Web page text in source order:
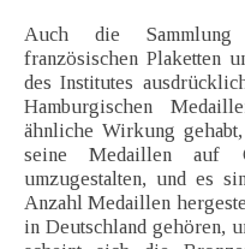
Auch die Sammlung
französischen Plaketten
des Institutes
Hamburgischen
ähnliche Wirkung
seine Medaillen auf
umzugestalten, und es
Anzahl Medaillen
in Deutschland gehören,